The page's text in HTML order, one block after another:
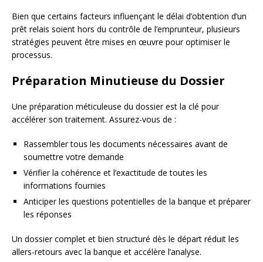
Bien que certains facteurs influençant le délai d’obtention d’un
prêt relais soient hors du contrôle de l’emprunteur, plusieurs
stratégies peuvent être mises en œuvre pour optimiser le
processus.
Préparation Minutieuse du Dossier
Une préparation méticuleuse du dossier est la clé pour
accélérer son traitement. Assurez-vous de :
Rassembler tous les documents nécessaires avant de
soumettre votre demande
Vérifier la cohérence et l’exactitude de toutes les
informations fournies
Anticiper les questions potentielles de la banque et préparer
les réponses
Un dossier complet et bien structuré dès le départ réduit les
allers-retours avec la banque et accélère l’analyse.